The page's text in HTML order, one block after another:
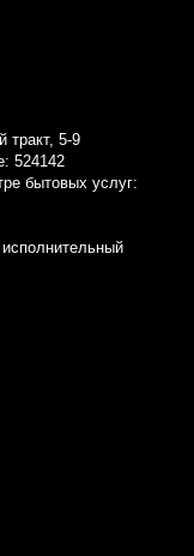
тракт, 5-9
524142
бытовых услуг: